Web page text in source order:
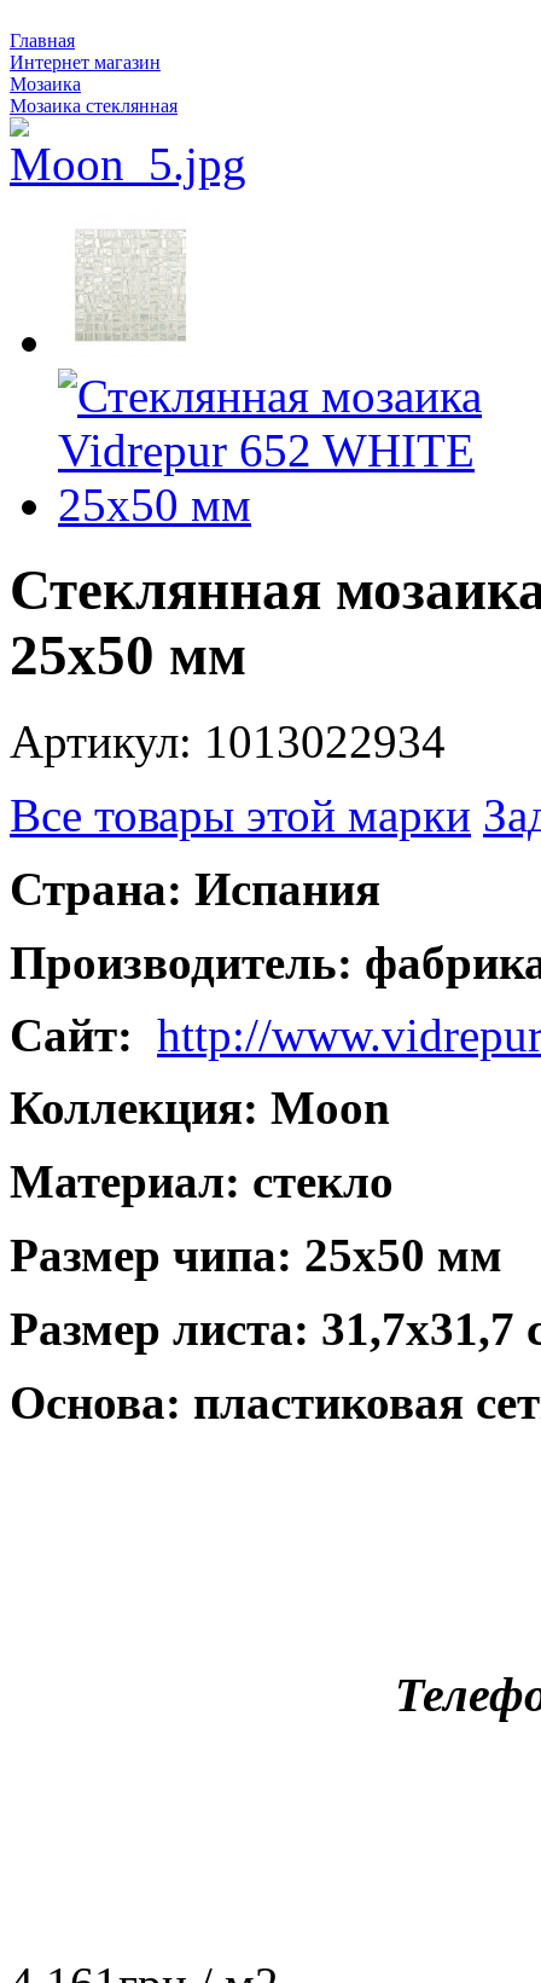
Главная
Интернет магазин
Мозаика
Мозаика стеклянная
Стеклянная
25х50 мм
Артикул: 1013022934
Все товары этой марки
Страна: Испания
Производитель:
Сайт: http://
Коллекция: Moon
Материал: стекло
Размер чипа: 25х50 мм
Размер листа: 31,7х31,7
Основа: пластиковая